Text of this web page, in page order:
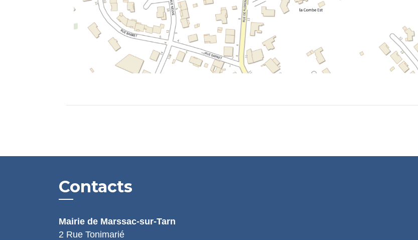
Contacts
Mairie de Marssac-sur-Tarn
2 Rue Tonimarié